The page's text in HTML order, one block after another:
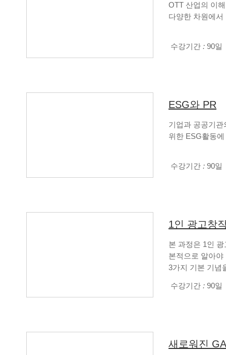
OTT 산업의 이
다양한 차원에서
수강기간 : 90일
ESG와 PR
기업과 공공기
위한 ESG활동
수강기간 : 90일
1인 광고창
본 과정은 1인
본적으로 알아
3가지 기본 기념
수강기간 : 90일
새로워진